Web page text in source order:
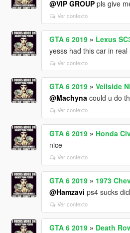
@VIP GROUPpls give
Ver contexto
GTA 6 2019» Lexus
yesss had this car in
Ver contexto
GTA 6 2019» Veilside
@Machyna could u do
Ver contexto
GTA 6 2019» Honda
nice
Ver contexto
GTA 6 2019» 1973
@Hamzavi ps4 sucks
Ver contexto
GTA 6 2019» Death